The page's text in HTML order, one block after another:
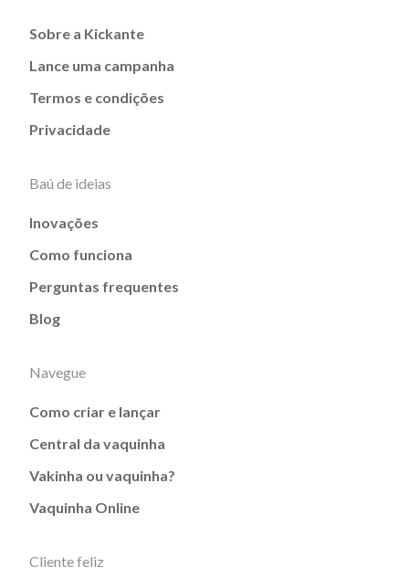
Sobre a Kickante
Lance uma campanha
Termos e condições
Privacidade
Baú de ideias
Inovações
Como funciona
Perguntas frequentes
Blog
Navegue
Como criar e lançar
Central da vaquinha
Vakinha ou vaquinha?
Vaquinha Online
Cliente feliz